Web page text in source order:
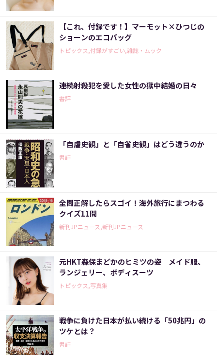
【これ、付録です！】マーモット×ひつじの
ショーンのエコバッグ
トピックス,付録がすごい,雑誌・ムック
連続射殺犯を愛した女性の獄中結婚の日々
書評
「自虐史観」と「自省史観」はどう違うのか
書評
全問正解したらスゴイ！海外旅行にまつわる
クイズ11問
新刊JPニュース,新刊JPニュース
元HKT森保まどかのヒミツの姿 メイド服、
ランジェリー、ボディスーツ
トピックス,写真集
戦争に負けた日本が払い続ける「50兆円」の
ツケとは？
書評